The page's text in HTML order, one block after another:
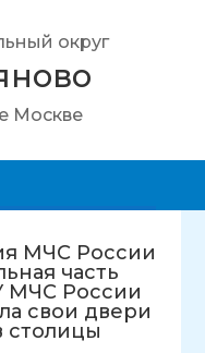
округ
Москве
МЧС России
часть
МЧС России
свои двери
столицы